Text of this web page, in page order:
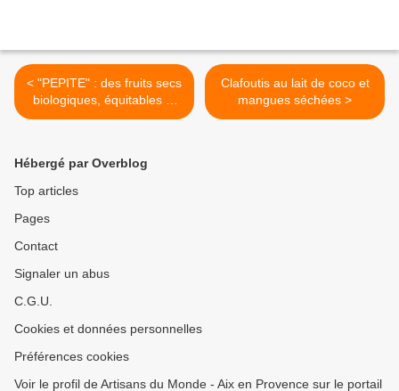
< "PEPITE" : des fruits secs
biologiques, équitables et
porteurs de sens.
Clafoutis au lait de coco et
mangues séchées >
Hébergé par Overblog
Top articles
Pages
Contact
Signaler un abus
C.G.U.
Cookies et données personnelles
Préférences cookies
Voir le profil de Artisans du Monde - Aix en Provence sur le portail